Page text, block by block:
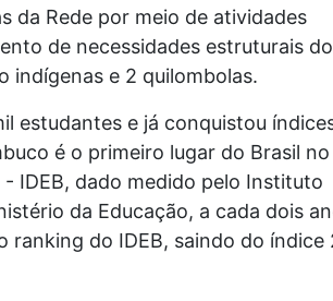
da Rede por meio de atividades
de necessidades estruturais
indígenas e 2 quilombolas.
estudantes e já conquistou
é o primeiro lugar do Brasil no
IDEB, dado medido pelo Instituto
da Educação, a cada dois
ranking do IDEB, saindo do índice